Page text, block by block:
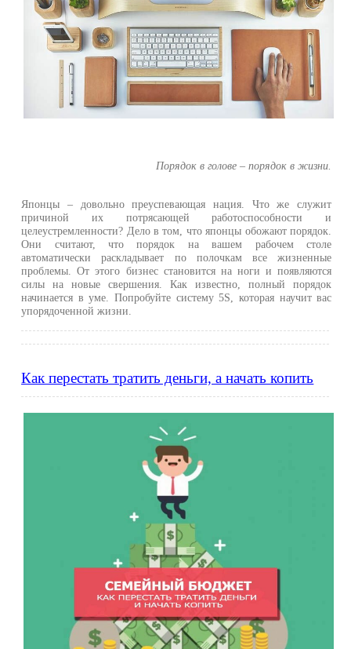
Порядок в голове – порядок в жизни.
Японцы – довольно преуспевающая нация. Что же служит
причиной их потрясающей работоспособности и
целеустремленности? Дело в том, что японцы обожают порядок.
Они считают, что порядок на вашем рабочем столе
автоматически раскладывает по полочкам все жизненные
проблемы. От этого бизнес становится на ноги и появляются
силы на новые свершения. Как известно, полный порядок
начинается в уме. Попробуйте систему 5S, которая научит вас
упорядоченной жизни.
Как перестать тратить деньги, а начать копить